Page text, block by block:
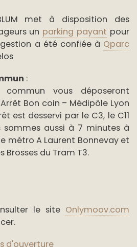
BLUM met à disposition des
un parking payant pour
a été confiée à Qparc
:
vous déposeront
Bon coin – Médipôle Lyon
est desservi par le C3, le C11
sommes aussi à 7 minutes à
métro A Laurent Bonnevay et
Brosses du Tram T3.
le site Onlymoov.com
d'ouverture